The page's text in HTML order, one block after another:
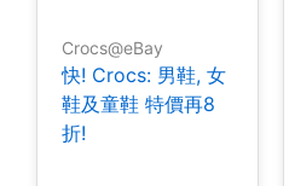
Crocs@eBay
快! Crocs: 男鞋, 女
鞋及童鞋 特價再8
折!